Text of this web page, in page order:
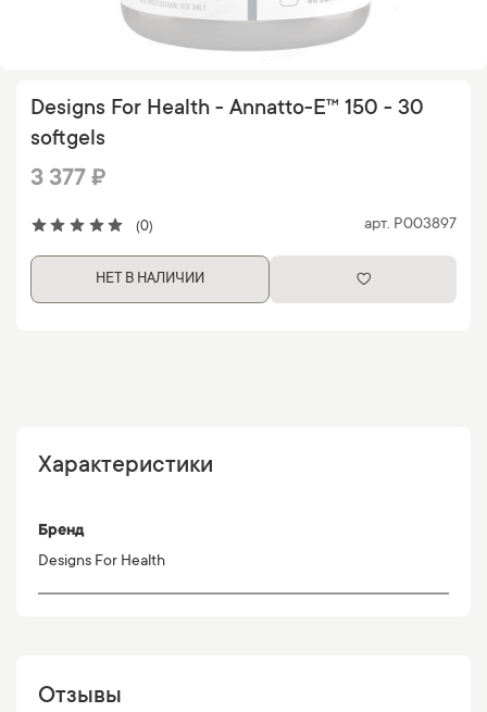
(0) арт. P003897
Designs For Health - Annatto-E™ 150 - 30
softgels
3 377 ₽
НЕТ В НАЛИЧИИ
Характеристики
Бренд
Designs For Health
Отзывы